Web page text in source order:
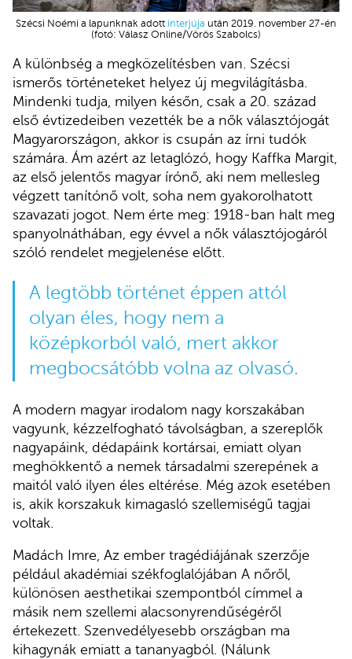
Szécsi Noémi a lapunknak adott interjúja után 2019. november 27-én
(fotó: Válasz Online/Vörös Szabolcs)
A különbség a megközelítésben van. Szécsi
ismerős történeteket helyez új megvilágításba.
Mindenki tudja, milyen későn, csak a 20. század
első évtizedeiben vezették be a nők választójogát
Magyarországon, akkor is csupán az írni tudók
számára. Ám azért az letaglózó, hogy Kaffka Margit,
az első jelentős magyar írónő, aki nem mellesleg
végzett tanítónő volt, soha nem gyakorolhatott
szavazati jogot. Nem érte meg: 1918-ban halt meg
spanyolnáthában, egy évvel a nők választójogáról
szóló rendelet megjelenése előtt.
A legtöbb történet éppen attól
olyan éles, hogy nem a
középkorból való, mert akkor
megbocsátóbb volna az olvasó.
A modern magyar irodalom nagy korszakában
vagyunk, kézzelfogható távolságban, a szereplők
nagyapáink, dédapáink kortársai, emiatt olyan
meghökkentő a nemek társadalmi szerepének a
maitól való ilyen éles eltérése. Még azok esetében
is, akik korszakuk kimagasló szellemiségű tagjai
voltak.
Madách Imre, Az ember tragédiájának szerzője
például akadémiai székfoglalójában A nőről,
különösen aesthetikai szempontból címmel a
másik nem szellemi alacsonyrendűségéről
értekezett. Szenvedélyesebb országban ma
kihagynák emiatt a tananyagból. (Nálunk